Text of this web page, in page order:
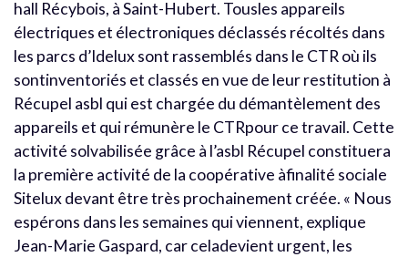
hall Récybois, à Saint-Hubert. Tousles appareils
électriques et électroniques déclassés récoltés dans
les parcs d’Idelux sont rassemblés dans le CTR où ils
sontinventoriés et classés en vue de leur restitution à
Récupel asbl qui est chargée du démantèlement des
appareils et qui rémunère le CTRpour ce travail. Cette
activité solvabilisée grâce à l’asbl Récupel constituera
la première activité de la coopérative àfinalité sociale
Sitelux devant être très prochainement créée. « Nous
espérons dans les semaines qui viennent, explique
Jean-Marie Gaspard, car celadevient urgent, les